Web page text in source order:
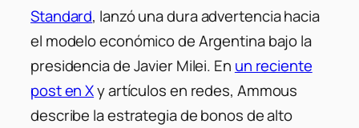
Standard, lanzó una dura advertencia hacia
el modelo económico de Argentina bajo la
presidencia de Javier Milei. En un reciente
post en Xy artículos en redes, Ammous
describe la estrategia de bonos de alto